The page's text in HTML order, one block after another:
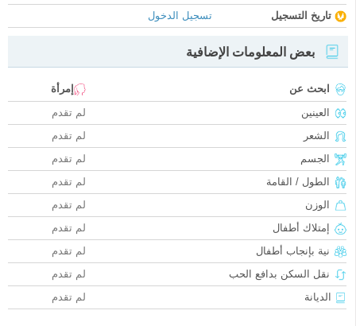
تاريخ التسجيل
تسجيل الدخول
بعض المعلومات الإضافية
ابحث عن
إمرأة
العينين
لم تقدم
الشعر
لم تقدم
الجسم
لم تقدم
الطول / القامة
لم تقدم
الوزن
لم تقدم
إمتلاك أطفال
لم تقدم
نية بإنجاب أطفال
لم تقدم
نقل السكن بدافع الحب
لم تقدم
الديانة
لم تقدم